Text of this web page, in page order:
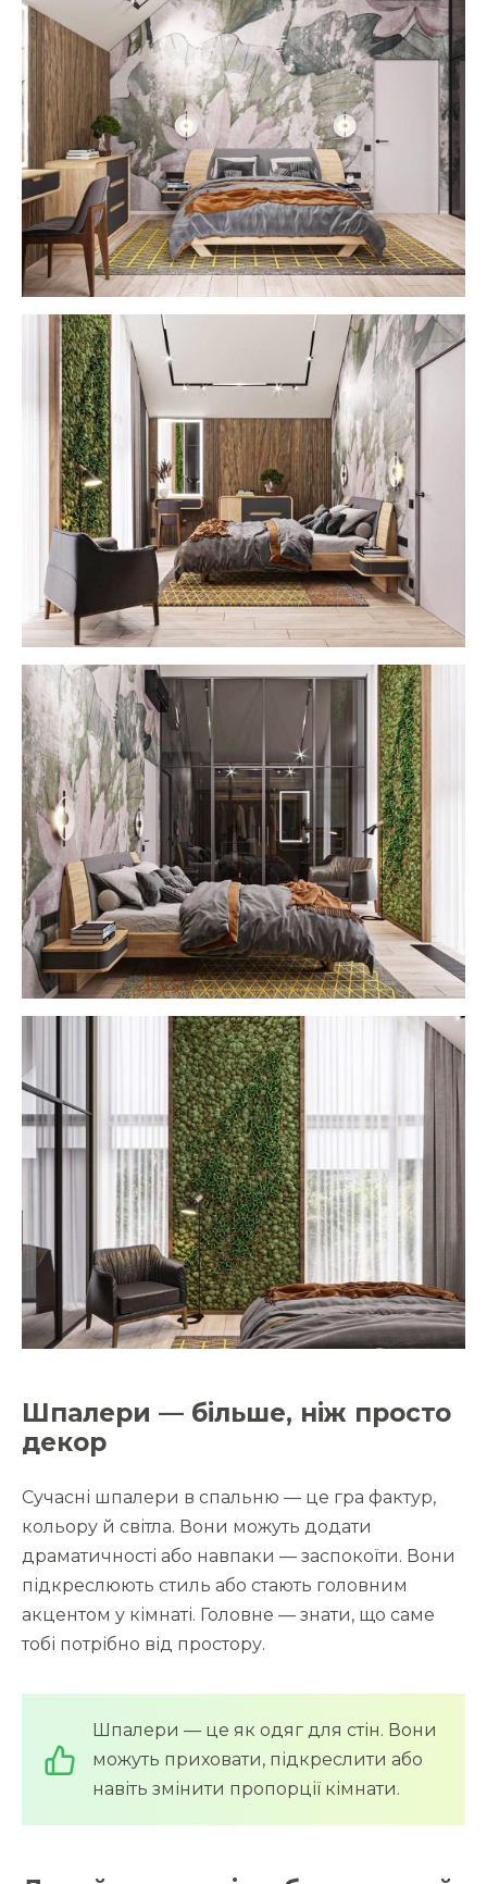
Шпалери — більше, ніж просто
декор
Сучасні шпалери в спальню — це гра фактур,
кольору й світла. Вони можуть додати
драматичності або навпаки — заспокоїти. Вони
підкреслюють стиль або стають головним
акцентом у кімнаті. Головне — знати, що саме
тобі потрібно від простору.
Шпалери — це як одяг для стін. Вони
можуть приховати, підкреслити або
навіть змінити пропорції кімнати.